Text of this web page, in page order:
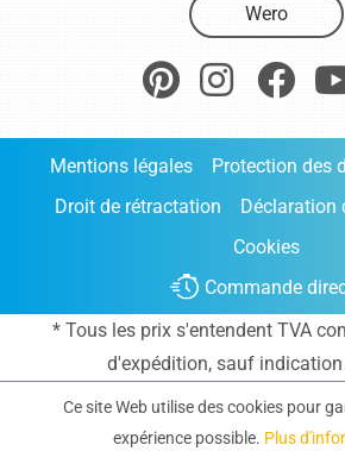
Wero
Mentions légales Protection des
Droit de rétractation
Déclaration
Cookies
Commande
* Tous les prix s'entendent TVA
d'expédition, sauf
Ce site Web utilise des cookies pour
expérience possible. Plus